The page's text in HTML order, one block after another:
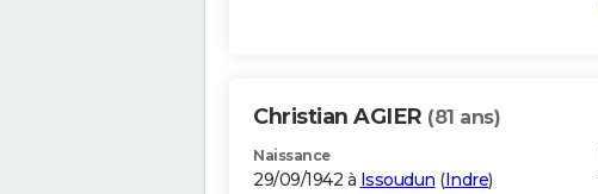
Christian AGIER (81 ans)
Naissance
29/09/1942 à Issoudun (Indre)